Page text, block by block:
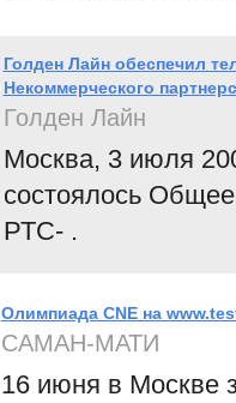
Голден Лайн обеспечил
Некоммерческого
Голден Лайн
Москва, 3 июля
состоялось
РТС- .
Олимпиада CNE на
САМАН-МАТИ
16 июня в Москве